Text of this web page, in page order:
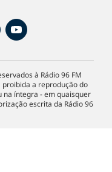
à Rádio 96 FM
proibida a reprodução do
na íntegra - em quaisquer
escrita da Rádio 96